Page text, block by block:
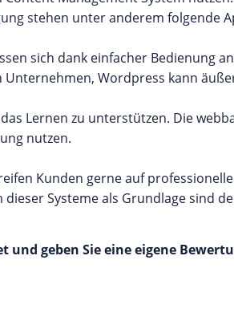
stehen unter anderem folgende
sich dank einfacher Bedienung
Wordpress kann
Lernen zu unterstützen. Die
nutzen.
Kunden gerne auf
Systeme als Grundlage sind
und geben Sie eine eigene